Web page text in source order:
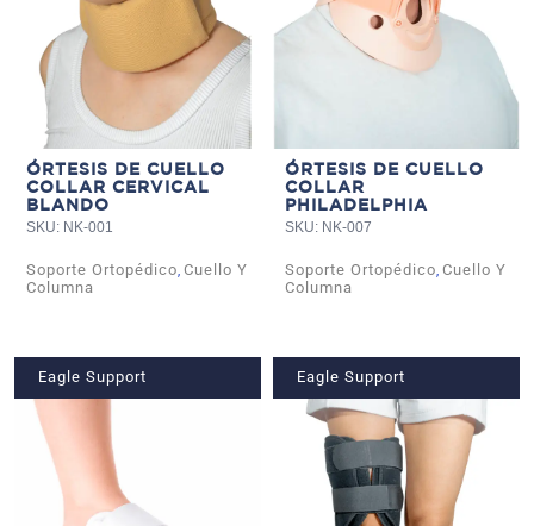
ÓRTESIS DE CUELLO
COLLAR CERVICAL
BLANDO
SKU: NK-001
Soporte Ortopédico, Cuello Y
Columna
ÓRTESIS DE CUELLO
COLLAR
PHILADELPHIA
SKU: NK-007
Soporte Ortopédico, Cuello Y
Columna
Eagle Support Eagle Support